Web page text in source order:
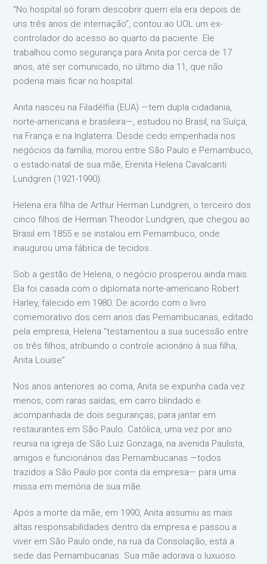
“No hospital só foram descobrir quem ela era depois de
uns três anos de internação”, contou ao UOL um ex-
controlador do acesso ao quarto da paciente. Ele
trabalhou como segurança para Anita por cerca de 17
anos, até ser comunicado, no último dia 11, que não
poderia mais ficar no hospital.
Anita nasceu na Filadélfia (EUA) —tem dupla cidadania,
norte-americana e brasileira—, estudou no Brasil, na Suíça,
na França e na Inglaterra. Desde cedo empenhada nos
negócios da família, morou entre São Paulo e Pernambuco,
o estado-natal de sua mãe, Erenita Helena Cavalcanti
Lundgren (1921-1990).
Helena era filha de Arthur Herman Lundgren, o terceiro dos
cinco filhos de Herman Theodor Lundgren, que chegou ao
Brasil em 1855 e se instalou em Pernambuco, onde
inaugurou uma fábrica de tecidos.
Sob a gestão de Helena, o negócio prosperou ainda mais.
Ela foi casada com o diplomata norte-americano Robert
Harley, falecido em 1980. De acordo com o livro
comemorativo dos cem anos das Pernambucanas, editado
pela empresa, Helena “testamentou a sua sucessão entre
os três filhos, atribuindo o controle acionário à sua filha,
Anita Louise”.
Nos anos anteriores ao coma, Anita se expunha cada vez
menos, com raras saídas, em carro blindado e
acompanhada de dois seguranças, para jantar em
restaurantes em São Paulo. Católica, uma vez por ano
reunia na igreja de São Luiz Gonzaga, na avenida Paulista,
amigos e funcionários das Pernambucanas —todos
trazidos a São Paulo por conta da empresa— para uma
missa em memória de sua mãe.
Após a morte da mãe, em 1990, Anita assumiu as mais
altas responsabilidades dentro da empresa e passou a
viver em São Paulo onde, na rua da Consolação, está a
sede das Pernambucanas. Sua mãe adorava o luxuoso